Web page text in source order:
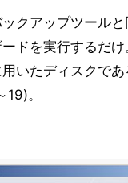
クアップツール
ドを実行するだ
いたディスクで
。